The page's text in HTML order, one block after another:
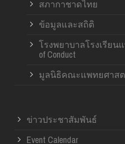
สภากาชาดไทย
ข้อมูลและสถิติ
โรงพยาบาลโรงเรียน
of Conduct
มูลนิธิคณะแพทยศาส
ข่าวประชาสัมพันธ์
Event Calendar